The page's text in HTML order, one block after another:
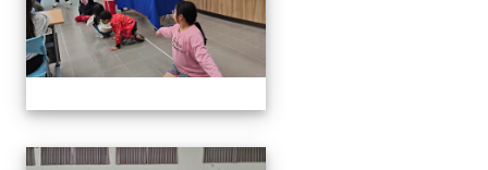
114年閱讀講座-與山的對話